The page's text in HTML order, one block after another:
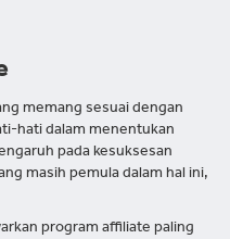
memang sesuai dengan
hati dalam menentukan
pada kesuksesan
masih pemula dalam hal ini,
program affiliate paling